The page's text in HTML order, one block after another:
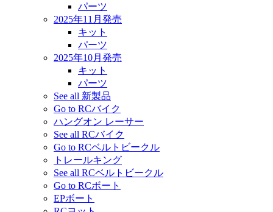
パーツ
2025年11月発売
キット
パーツ
2025年10月発売
キット
パーツ
See all 新製品
Go to RCバイク
ハングオン レーサー
See all RCバイク
Go to RCベルトビークル
トレールキング
See all RCベルトビークル
Go to RCボート
EPボート